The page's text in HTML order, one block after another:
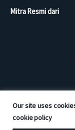
Our site uses
cookie policy
Mitra Resmi dari